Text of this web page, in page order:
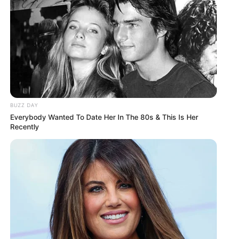
TAGS
ΠΟΥ ΕΓΙΝΕ ΤΡΟΧΑΙΟ ΣΤΗΝ ΕΥΒΟΙΑ
ΧΑΛΚΙΔΑ ΝΕΑ
ΤΑΥΤΟΤΗΤΑ ΚΑΙ ΕΠΙΚΟΙΝΩΝΙΑ ΟΡΟΙ ΧΡΗΣΗΣ
BUZZ DAY
Everybody Wanted To Date Her In The 80s & This Is Her
Recently